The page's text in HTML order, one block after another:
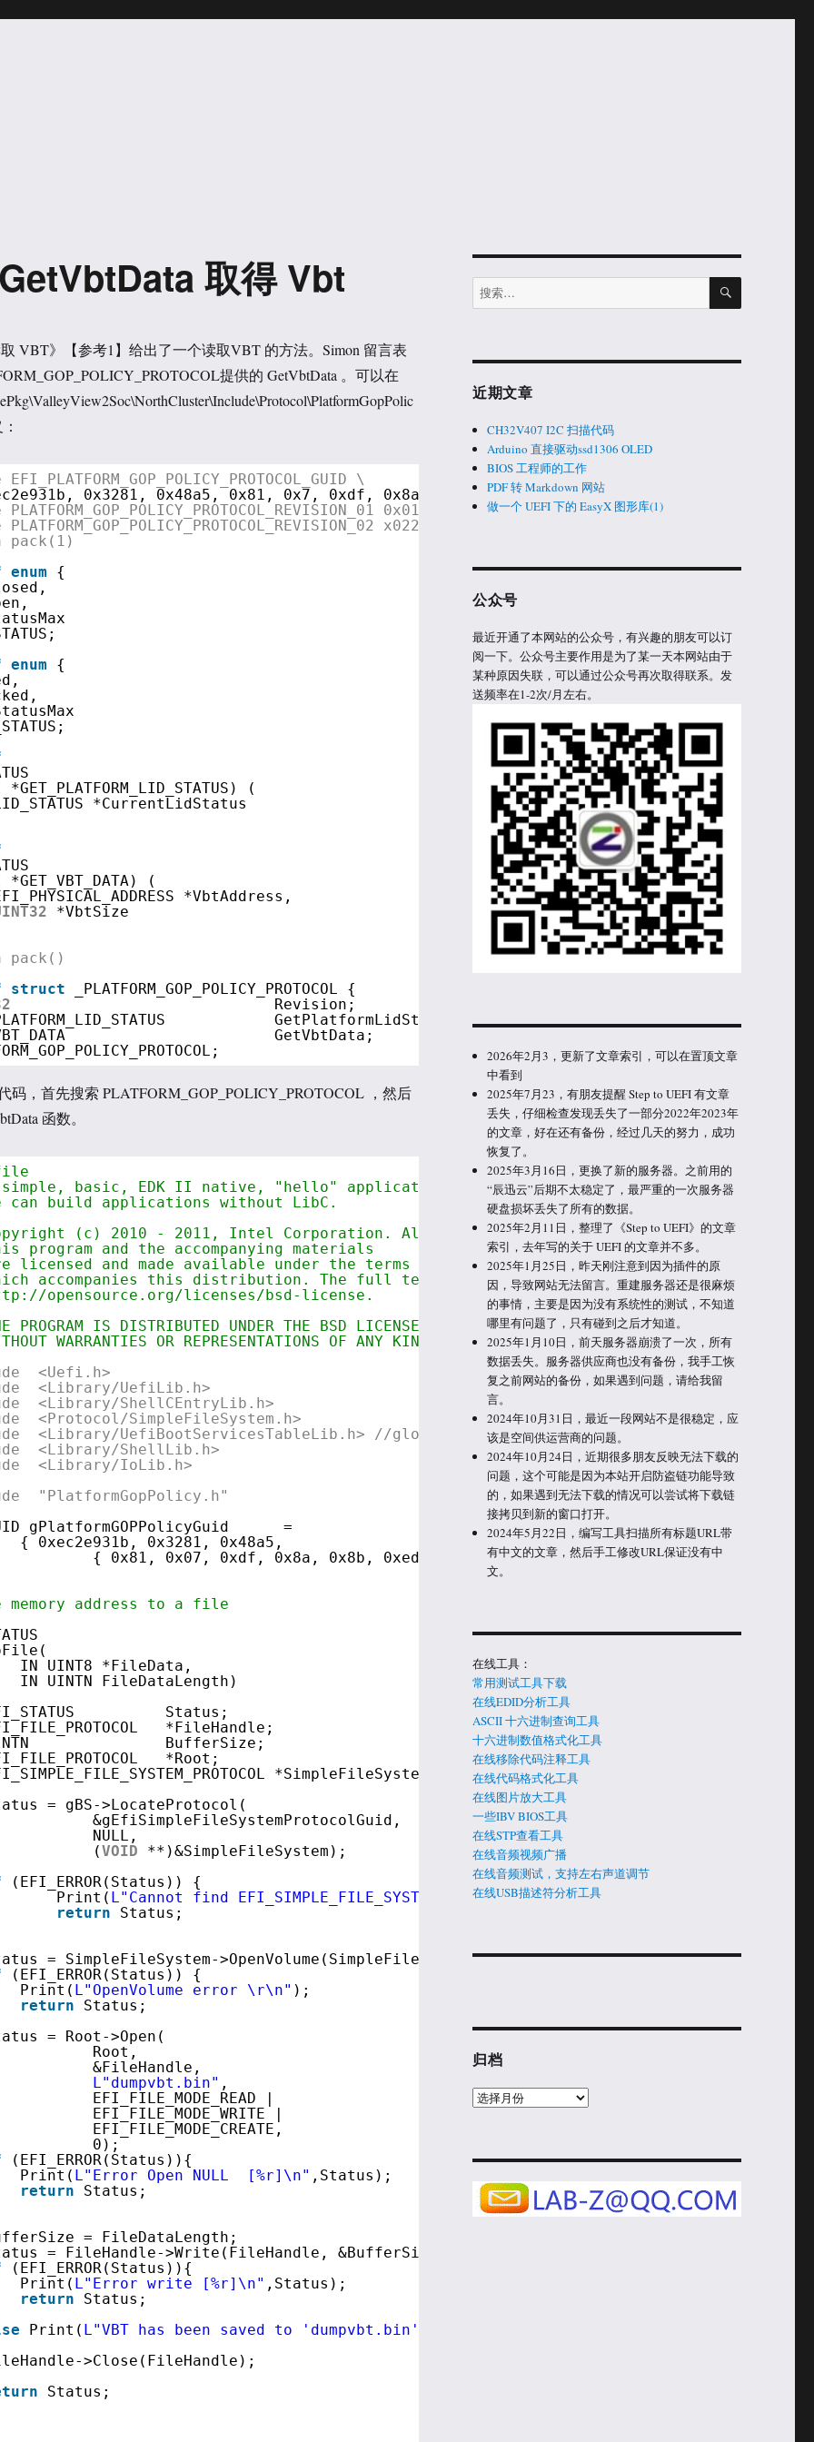
取得 Vbt
VBT》【参考1】给出了一个读取VBT 的方法。Simon 留言表
提供的 GetVbtData 。可以在
\
0x3281, 0x48a5, 0x81, 0x7, 0xdf, 0x8a, 0x8b, 0xed, 0x3c, 0x5d }
0x01
x0222
pack(1)
enum
{
enum
{
(
*CurrentLidStatus
(
*VbtAddress,
*VbtSize
pack()
struct
_PLATFORM_GOP_POLICY_PROTOCOL {
Revision;
GetPlatformLidStatus;
GetVbtData;
码，首先搜索 PLATFORM_GOP_POLICY_PROTOCOL ，然后
函数。
simple, basic, EDK II native, "hello" application to verify that
can build applications without LibC.
(c) 2010 - 2011, Intel Corporation. All rights reserved.<BR>
program and the accompanying materials
licensed and made available under the terms and conditions of the BSD License
accompanies this distribution. The full text of the license may be found at
opensource.org/licenses/bsd-license.
PROGRAM IS DISTRIBUTED UNDER THE BSD LICENSE ON AN "AS IS" BASIS,
WARRANTIES OR REPRESENTATIONS OF ANY KIND, EITHER EXPRESS OR IMPLIED.
<Uefi.h>
<Library/UefiLib.h>
<Library/ShellCEntryLib.h>
<Protocol/SimpleFileSystem.h>
<Library/UefiBootServicesTableLib.h> //global gST gBS gImageHandle
<Library/ShellLib.h>
<Library/IoLib.h>
"PlatformGopPolicy.h"
gPlatformGOPPolicyGuid      =
{ 0xec2e931b, 0x3281, 0x48a5,
{ 0x81, 0x07, 0xdf, 0x8a, 0x8b, 0xed, 0x3c, 0x5d } };
memory address to a file
IN UINT8 *FileData,
IN UINTN FileDataLength)
Status;
*FileHandle;
BufferSize;
*Root;
*SimpleFileSystem;
= gBS->LocateProtocol(
&gEfiSimpleFileSystemProtocolGuid,
NULL,
(VOID
**)&SimpleFileSystem);
(EFI_ERROR(Status)) {
Print( L"Cannot find EFI_SIMPLE_FILE_SYSTEM_PROTOCOL \r\n");
return
Status;
= SimpleFileSystem->OpenVolume(SimpleFileSystem, &Root);
(EFI_ERROR(Status)) {
Print( L"OpenVolume error \r\n" );
return
Status;
= Root->Open(
Root,
&FileHandle,
L"dumpvbt.bin" ,
EFI_FILE_MODE_READ |
EFI_FILE_MODE_WRITE |
EFI_FILE_MODE_CREATE,
0);
(EFI_ERROR(Status)){
Print( L"Error Open NULL  [%r]\n" ,Status);
return
Status;
= FileDataLength;
= FileHandle->Write(FileHandle, &BufferSize, FileData);
(EFI_ERROR(Status)){
Print( L"Error write [%r]\n" ,Status);
return
Status;
Print( L"VBT has been saved to 'dumpvbt.bin' \n"
>Close(FileHandle);
Status;
搜
索：
搜
近期文章
CH32V407 I2C 扫描代码
Arduino 直接驱动ssd1306 OLED
BIOS 工程师的工作
PDF 转 Markdown 网站
做一个 UEFI 下的 EasyX 图形库(1)
公众号
最近开通了本网站的公众号，有兴趣的朋友可以订
阅一下。公众号主要作用是为了某一天本网站由于
某种原因失联，可以通过公众号再次取得联系。发
送频率在1-2次/月左右。
2026年2月3，更新了文章索引，可以在置顶文章
中看到
2025年7月23，有朋友提醒 Step to UEFI 有文章
丢失，仔细检查发现丢失了一部分2022年2023年
的文章，好在还有备份，经过几天的努力，成功
恢复了。
2025年3月16日，更换了新的服务器。之前用的
“辰迅云”后期不太稳定了，最严重的一次服务器
硬盘损坏丢失了所有的数据。
2025年2月11日，整理了《Step to UEFI》的文章
索引，去年写的关于 UEFI 的文章并不多。
2025年1月25日，昨天刚注意到因为插件的原
因，导致网站无法留言。重建服务器还是很麻烦
的事情，主要是因为没有系统性的测试，不知道
哪里有问题了，只有碰到之后才知道。
2025年1月10日，前天服务器崩溃了一次，所有
数据丢失。服务器供应商也没有备份，我手工恢
复之前网站的备份，如果遇到问题，请给我留
言。
2024年10月31日，最近一段网站不是很稳定，应
该是空间供运营商的问题。
2024年10月24日，近期很多朋友反映无法下载的
问题，这个可能是因为本站开启防盗链功能导致
的，如果遇到无法下载的情况可以尝试将下载链
接拷贝到新的窗口打开。
2024年5月22日，编写工具扫描所有标题URL带
有中文的文章，然后手工修改URL保证没有中
文。
在线工具：
常用测试工具下载
在线EDID分析工具
ASCII 十六进制查询工具
十六进制数值格式化工具
在线移除代码注释工具
在线代码格式化工具
在线图片放大工具
一些IBV BIOS工具
在线STP查看工具
在线音频视频广播
在线音频测试，支持左右声道调节
在线USB描述符分析工具
归档
归